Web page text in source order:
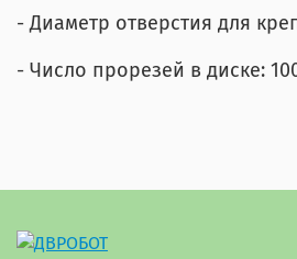
- Диаметр отверстия для
- Число прорезей в диске: